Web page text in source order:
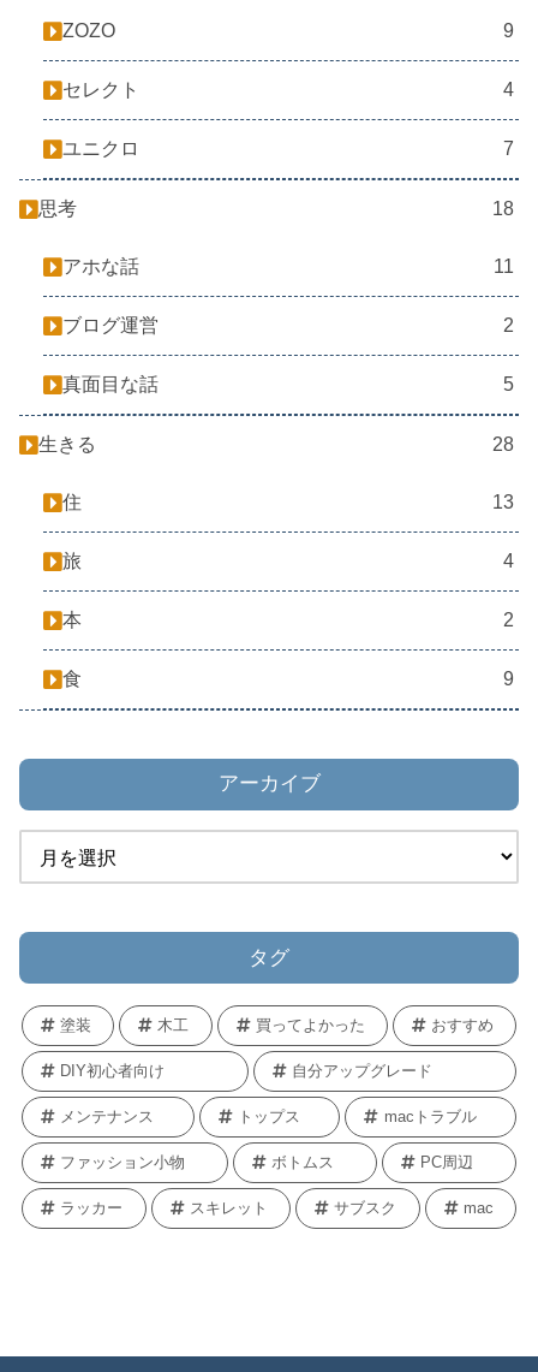
ZOZO 9
セレクト 4
ユニクロ 7
思考 18
アホな話 11
ブログ運営 2
真面目な話 5
生きる 28
住 13
旅 4
本 2
食 9
アーカイブ
タグ
塗装 木工 買ってよかった おすすめ
DIY初心者向け 自分アップグレード
メンテナンス トップス macトラブル
ファッション小物 ボトムス PC周辺
ラッカー スキレット サブスク mac